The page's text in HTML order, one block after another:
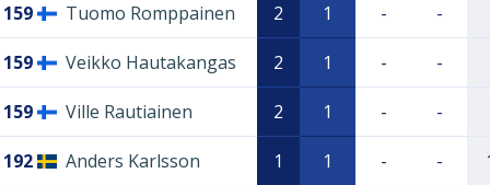
159 Tuomo Romppainen 2 1 - -
159 Veikko Hautakangas 2 1 - -
159 Ville Rautiainen 2 1 - -
192 Anders Karlsson 1 1 - -